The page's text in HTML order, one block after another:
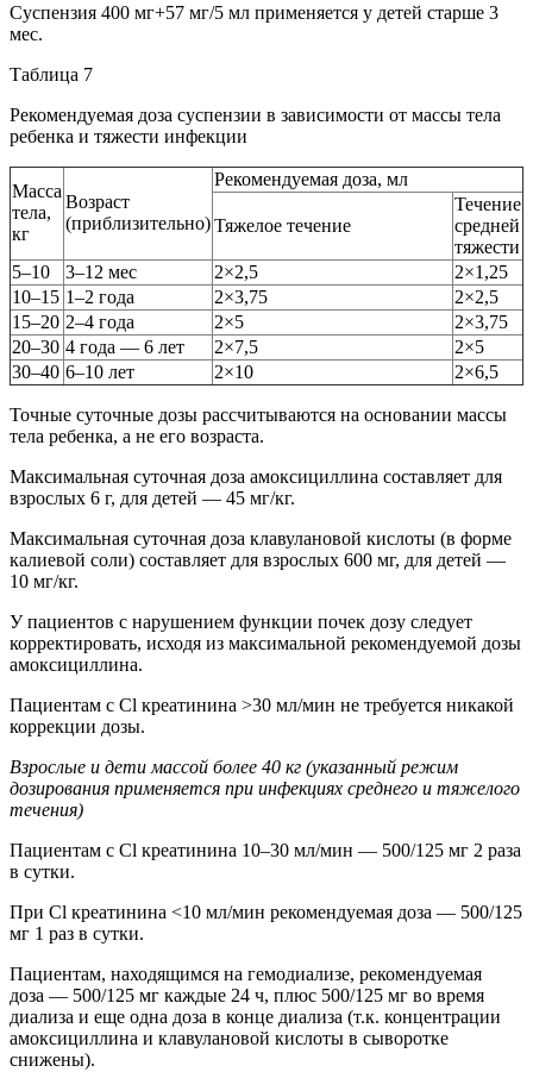
Суспензия 400 мг+57 мг/5 мл применяется у детей старше 3
мес.
Таблица 7
Рекомендуемая доза суспензии в зависимости от массы тела
ребенка и тяжести инфекции
Масса
тела,
кг
Возраст
(приблизительно)
Рекомендуемая доза, мл
Тяжелое течение
Течение
средней
тяжести
5–10
3–12 мес 2×2,5
2×1,25
10–15 1–2 года 2×3,75
2×2,5
15–20 2–4 года 2×5
2×3,75
20–30 4 года — 6 лет 2×7,5
2×5
30–40 6–10 лет 2×10 2×6,5
Точные суточные дозы рассчитываются на основании массы
тела ребенка, а не его возраста.
Максимальная суточная доза амоксициллина составляет для
взрослых 6 г, для детей — 45 мг/кг.
Максимальная суточная доза клавулановой кислоты (в форме
калиевой соли) составляет для взрослых 600 мг, для детей —
10 мг/кг.
У пациентов с нарушением функции почек дозу следует
корректировать, исходя из максимальной рекомендуемой дозы
амоксициллина.
Пациентам с Cl креатинина >30 мл/мин не требуется никакой
коррекции дозы.
Взрослые и дети массой более 40 кг (указанный режим
дозирования применяется при инфекциях среднего и тяжелого
течения)
Пациентам с Cl креатинина 10–30 мл/мин — 500/125 мг 2 раза
в сутки.
При Cl креатинина <10 мл/мин рекомендуемая доза — 500/125
мг 1 раз в сутки.
Пациентам, находящимся на гемодиализе, рекомендуемая
доза — 500/125 мг каждые 24 ч, плюс 500/125 мг во время
диализа и еще одна доза в конце диализа (т.к. концентрации
амоксициллина и клавулановой кислоты в сыворотке
снижены).